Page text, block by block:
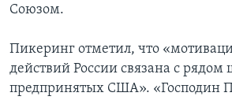
Союзом.
Пикеринг отметил, что
действий России связана с рядом
предпринятых США». «Господин